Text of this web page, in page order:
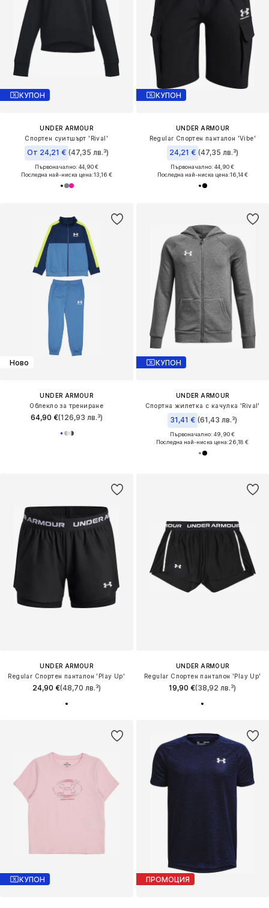
КУПОН
UNDER ARMOUR
Спортен суитшърт 'Rival'
От 24,21 € (47,35 лв.³)
Първоначално: 44,90 €
Последна най-ниска цена:13,16 €
КУПОН
UNDER ARMOUR
Regular Спортен панталон 'Vibe'
24,21 € (47,35 лв.³)
Първоначално: 44,90 €
Последна най-ниска цена:16,14 €
Ново
UNDER ARMOUR
Облекло за трениране
64,90 €(126,93 лв.³)
КУПОН
UNDER ARMOUR
Спортна жилетка с качулка 'Rival'
31,41 € (61,43 лв.³)
Първоначално: 49,90 €
Последна най-ниска цена:26,18 €
UNDER ARMOUR
Regular Спортен панталон 'Play Up'
24,90 €(48,70 лв.³)
UNDER ARMOUR
Regular Спортен панталон 'Play Up'
19,90 €(38,92 лв.³)
КУПОН ПРОМОЦИЯ